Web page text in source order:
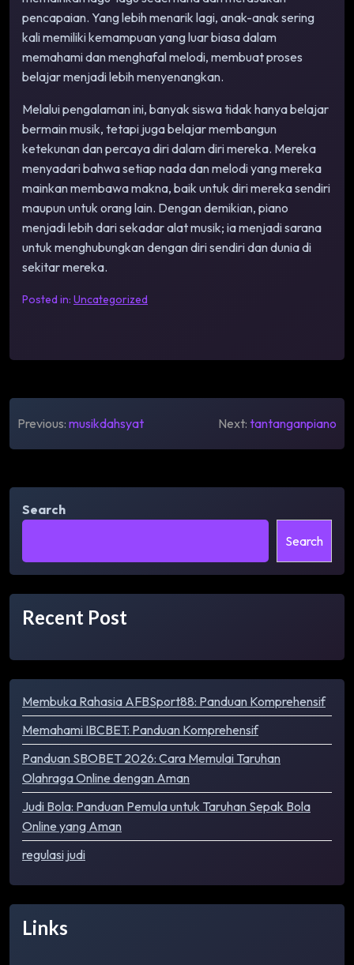
pencapaian. Yang lebih menarik lagi, anak-anak sering
kali memiliki kemampuan yang luar biasa dalam
memahami dan menghafal melodi, membuat proses
belajar menjadi lebih menyenangkan.
Melalui pengalaman ini, banyak siswa tidak hanya belajar
bermain musik, tetapi juga belajar membangun
ketekunan dan percaya diri dalam diri mereka. Mereka
menyadari bahwa setiap nada dan melodi yang mereka
mainkan membawa makna, baik untuk diri mereka sendiri
maupun untuk orang lain. Dengan demikian, piano
menjadi lebih dari sekadar alat musik; ia menjadi sarana
untuk menghubungkan dengan diri sendiri dan dunia di
sekitar mereka.
Posted in: Uncategorized
navigation
Previous: musikdahsyat Next: tantanganpiano
Search
Search
Recent Post
Membuka Rahasia AFBSport88: Panduan Komprehensif
Memahami IBCBET: Panduan Komprehensif
Panduan SBOBET 2026: Cara Memulai Taruhan
Olahraga Online dengan Aman
Judi Bola: Panduan Pemula untuk Taruhan Sepak Bola
Online yang Aman
regulasi judi
Links